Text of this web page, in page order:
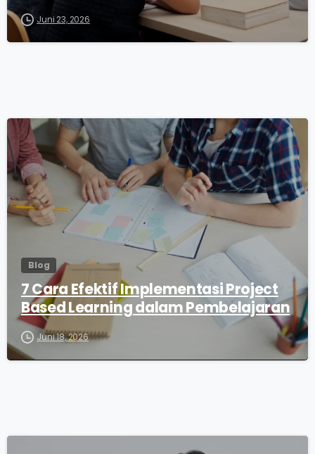
Juni 23, 2026
0
Blog
7 Cara Efektif Implementasi Project
Based Learning dalam Pembelajaran
Juni 18, 2026